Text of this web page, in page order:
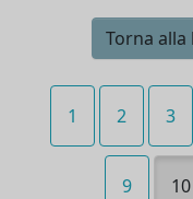
Torna
1 2 3
9 10